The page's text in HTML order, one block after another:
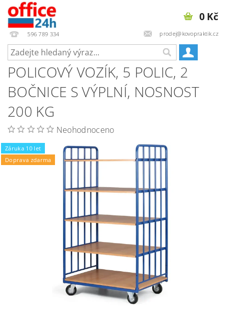
596 789 334 prodej@kovopraktik.cz
0 Kč
POLICOVÝ VOZÍK, 5 POLIC, 2
BOČNICE S VÝPLNÍ, NOSNOST
200 KG
Neohodnoceno
Záruka 10 let
Doprava zdarma